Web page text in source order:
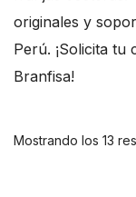
originales y
Perú. ¡Solicita tu
Branfisa!
Mostrando los 13